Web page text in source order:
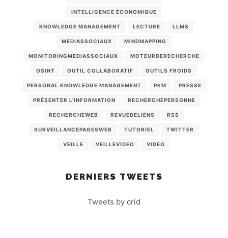
INTELLIGENCE ÉCONOMIQUE
KNOWLEDGE MANAGEMENT LECTURE LLMS
MEDIASSOCIAUX MINDMAPPING
MONITORINGMEDIASSOCIAUX MOTEURDERECHERCHE
OSINT OUTIL COLLABORATIF OUTILS FROIDS
PERSONAL KNOWLEDGE MANAGEMENT PKM PRESSE
PRÉSENTER L'INFORMATION RECHERCHEPERSONNE
RECHERCHEWEB REVUEDELIENS RSS
SURVEILLANCEPAGESWEB TUTORIEL TWITTER
VEILLE VEILLEVIDEO VIDEO
DERNIERS TWEETS
Tweets by crid